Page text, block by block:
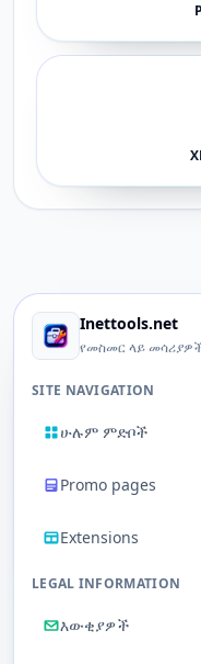
Inettools.net
የመስመር ላይ
SITE NAVIGATION
ሁሉም ምድቦች
Promo pages
Extensions
LEGAL INFORMATION
እውቂያዎች